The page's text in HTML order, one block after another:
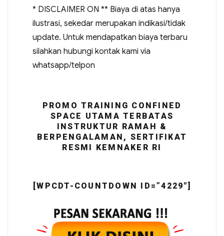
* DISCLAIMER ON ** Biaya di atas hanya
ilustrasi, sekedar merupakan indikasi/tidak
update. Untuk mendapatkan biaya terbaru
silahkan hubungi kontak kami via
whatsapp/telpon
PROMO TRAINING CONFINED
SPACE UTAMA TERBATAS
INSTRUKTUR RAMAH &
BERPENGALAMAN, SERTIFIKAT
RESMI KEMNAKER RI
[WPCDT-COUNTDOWN ID=”4229″]